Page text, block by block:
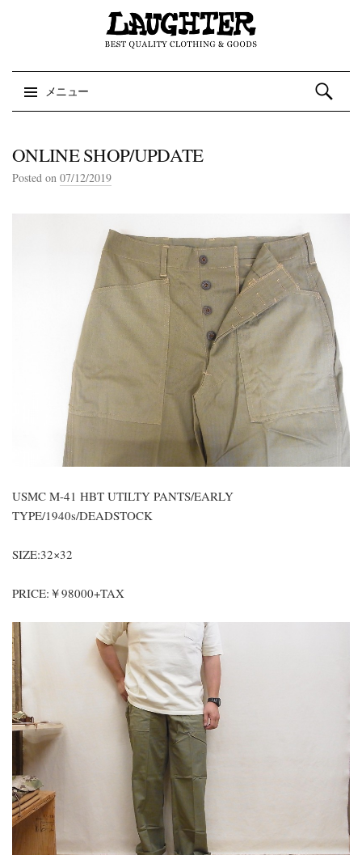
メニュー
検索:
ONLINE SHOP/UPDATE
Posted on 07/12/2019
USMC M-41 HBT UTILTY PANTS/EARLY
TYPE/1940s/DEADSTOCK
SIZE:32×32
PRICE:￥98000+TAX